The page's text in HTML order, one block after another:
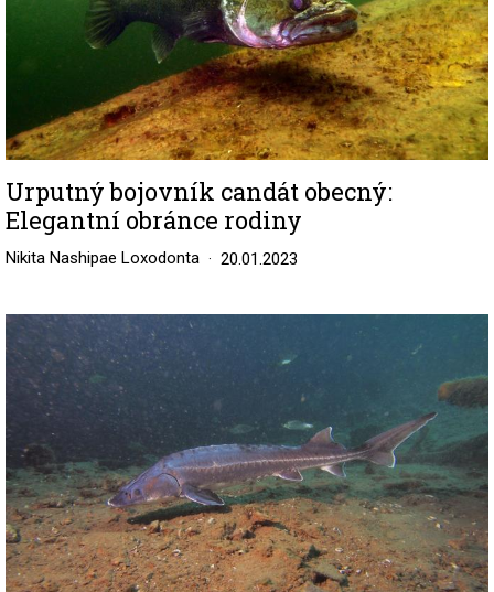
Urputný bojovník candát obecný:
Elegantní obránce rodiny
Nikita Nashipae Loxodonta 20.01.2023
Image